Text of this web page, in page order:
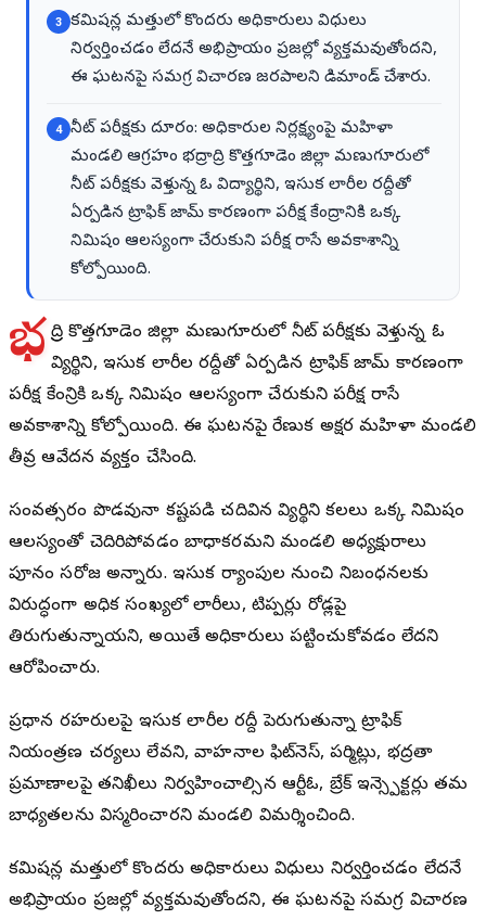
3
కమిషన్ల మత్తులో కొందరు అధికారులు విధులు
నిర్వర్తించడం లేదనే అభిప్రాయం ప్రజల్లో వ్యక్తమవుతోందని,
ఈ ఘటనపై సమగ్ర విచారణ జరపాలని డిమాండ్ చేశారు.
4
నీట్ పరీక్షకు దూరం: అధికారుల నిర్లక్ష్యంపై మహిళా
మండలి ఆగ్రహం భద్రాద్రి కొత్తగూడెం జిల్లా మణుగూరులో
నీట్ పరీక్షకు వెళ్తున్న ఓ విద్యార్థిని, ఇసుక లారీల రద్దీతో
ఏర్పడిన ట్రాఫిక్ జామ్ కారణంగా పరీక్ష కేంద్రానికి ఒక్క
నిమిషం ఆలస్యంగా చేరుకుని పరీక్ష రాసే అవకాశాన్ని
కోల్పోయింది.
భ ద్రాద్రి కొత్తగూడెం జిల్లా మణుగూరులో నీట్ పరీక్షకు వెళ్తున్న ఓ
విద్యార్థిని, ఇసుక లారీల రద్దీతో ఏర్పడిన ట్రాఫిక్ జామ్ కారణంగా
పరీక్ష కేంద్రానికి ఒక్క నిమిషం ఆలస్యంగా చేరుకుని పరీక్ష రాసే
అవకాశాన్ని కోల్పోయింది. ఈ ఘటనపై రేణుక అక్షర మహిళా మండలి
తీవ్ర ఆవేదన వ్యక్తం చేసింది.
సంవత్సరం పొడవునా కష్టపడి చదివిన విద్యార్థిని కలలు ఒక్క నిమిషం
ఆలస్యంతో చెదిరిపోవడం బాధాకరమని మండలి అధ్యక్షురాలు
పూనం సరోజ అన్నారు. ఇసుక ర్యాంపుల నుంచి నిబంధనలకు
విరుద్ధంగా అధిక సంఖ్యలో లారీలు, టిప్పర్లు రోడ్లపై
తిరుగుతున్నాయని, అయితే అధికారులు పట్టించుకోవడం లేదని
ఆరోపించారు.
ప్రధాన రహదారులపై ఇసుక లారీల రద్దీ పెరుగుతున్నా ట్రాఫిక్
నియంత్రణ చర్యలు లేవని, వాహనాల ఫిట్‌నెస్, పర్మిట్లు, భద్రతా
ప్రమాణాలపై తనిఖీలు నిర్వహించాల్సిన ఆర్టీఓ, బ్రేక్ ఇన్స్పెక్టర్లు తమ
బాధ్యతలను విస్మరించారని మండలి విమర్శించింది.
కమిషన్ల మత్తులో కొందరు అధికారులు విధులు నిర్వర్తించడం లేదనే
అభిప్రాయం ప్రజల్లో వ్యక్తమవుతోందని, ఈ ఘటనపై సమగ్ర విచారణ